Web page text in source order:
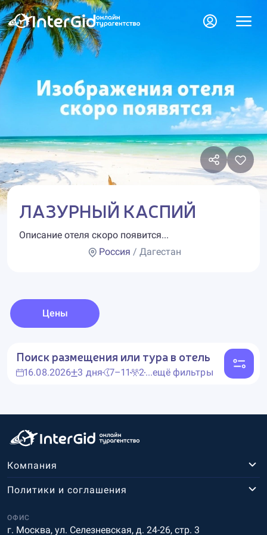
ЛАЗУРНЫЙ КАСПИЙ
Описание отеля скоро появится...
Россия / Дагестан
Цены
Поиск размещения или тура в отель
16.08.2026 3 дня 7–11 2...ещё фильтры
Компания
ОФИС
г. Москва, ул. Селезневская, д. 24-26, стр. 3
Политики и соглашения